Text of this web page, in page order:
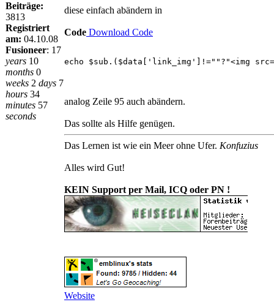
Beiträge:
3813
Registriert
am: 04.10.08
Fusioneer: 17
years 10
months 0
weeks 2 days 7
hours 34
minutes 57
seconds
diese einfach abändern in
Code Download Code
echo $sub.($data['link_img']!=""?"<img
analog Zeile 95 auch abändern.
Das sollte als Hilfe genügen.
Das Lernen ist wie ein Meer ohne Ufer. Konfuzius
Alles wird Gut!
KEIN Support per Mail, ICQ oder PN !
Website